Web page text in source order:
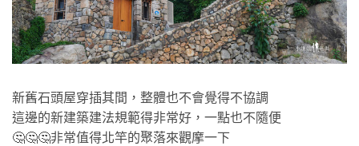
新舊石頭屋穿插其間，整體也不會覺得不協調
這邊的新建築建法規範得非常好，一點也不隨便
🤔🤔🤔非常值得北竿的聚落來觀摩一下